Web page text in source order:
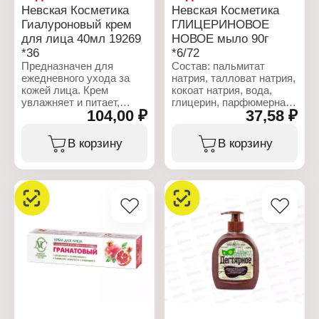
глицерин
Вес: 180 г
Активные компоненты:
глицерин
Вес: 90 г
Невская Косметика
Гиалуроновый крем
для лица 40мл 19269
*36
Предназначен для
ежедневного ухода за
кожей лица. Крем
увлажняет и питает,
повышает упругость,
устраняет шелушения,
разглаживает мелкие
морщинки, способствует
применения Ваша кожа
становится
увлажненной, гладкой и
приобретает свежий
отдохнувший вид. Не
содержит красителей и
104,00 ₽
В корзину
Невская Косметика
ГЛИЦЕРИНОВОЕ
НОВОЕ мыло 90г
*6/72
Состав: пальмитат
натрия, талловат натрия,
кокоат натрия, вода,
глицерин, парфюмерная
композиция, диоксид
титана, триэтаноламин,
ПЭГ-400, динатриевая
соль ЭДТА, лимонная
бензойная кислота,
динатриевая соль
этидронат, хлорид
Характеристики:
Производитель: Невская
косметика
Бренд: Невская
37,58 ₽
В корзину